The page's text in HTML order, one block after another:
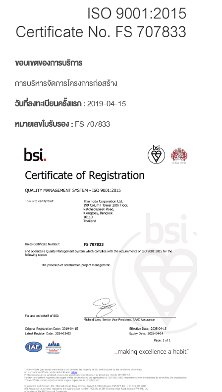
ขอบเขตของการบริการ
การบริหารจัดการโครงการก่อสร้าง
วันที่ลงทะเบียนครั้งแรก :2019-04-15
หมายเลขใบรับรอง :FS 707833​